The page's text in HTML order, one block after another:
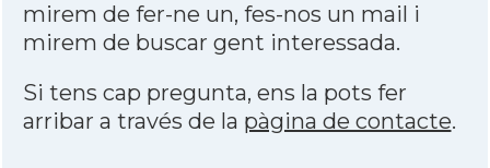
mirem de fer-ne un, fes-nos un mail i
mirem de buscar gent interessada.
Si tens cap pregunta, ens la pots fer
arribar a través de la pàgina de contacte.